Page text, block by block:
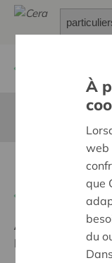
Brug
Ambition:
Une
barrières
À
web
que
du